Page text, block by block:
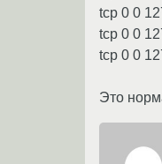
tcp 0 0
tcp 0 0
tcp 0 0
Это